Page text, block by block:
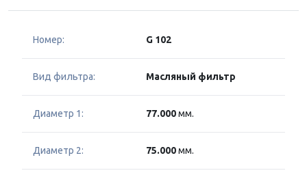
Номер: G 102
Вид фильтра: Масляный фильтр
Диаметр 1: 77.000мм.
Диаметр 2: 75.000мм.